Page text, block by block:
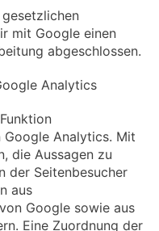
mit Google einen
abgeschlossen.
Analytics
Google Analytics. Mit
die Aussagen zu
der Seitenbesucher
aus
Google sowie aus
Eine Zuordnung der